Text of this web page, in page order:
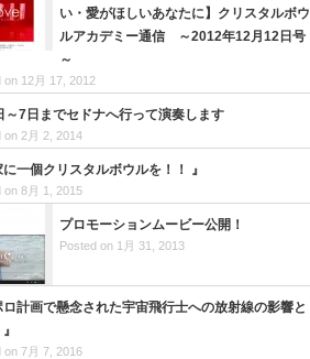
い・愛がほしいあなたに】クリスタルボウ
ルアカデミー通信 ～2012年12月12日号
～
on 12月 17, 2012
～7日までセドナへ行って演奏します
on 2月 2, 2014
に一個クリスタルボウルを！！ 』
on 8月 1, 2015
プロモーションムービー公開！
Posted on 1月 31, 2013
ロ計画で懸念された宇宙飛行士への放射線の影響と
on 7月 7, 2016